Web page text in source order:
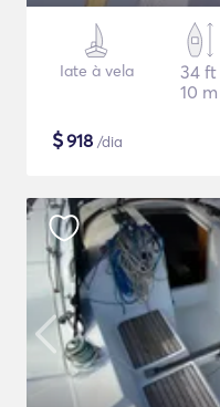
Iate à vela
34 ft
10 m
$918 /dia